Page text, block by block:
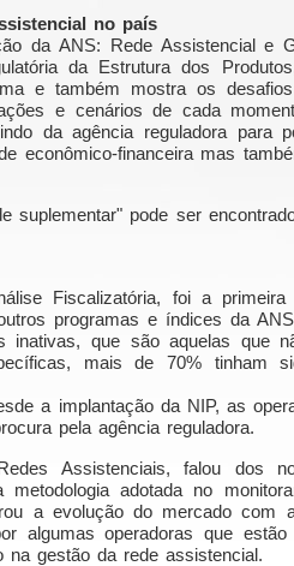
no país
da ANS: Rede Assistencial e
da Estrutura dos
e também mostra os
e cenários de cada
da agência reguladora para
econômico-financeira mas
suplementar" pode ser
Fiscalizatória, foi a
programas e índices da
que são aquelas que
mais de 70% tinham
a implantação da NIP, as
pela agência reguladora.
Assistenciais, falou dos
adotada no
a evolução do mercado com
algumas operadoras que
na gestão da rede assistencial.